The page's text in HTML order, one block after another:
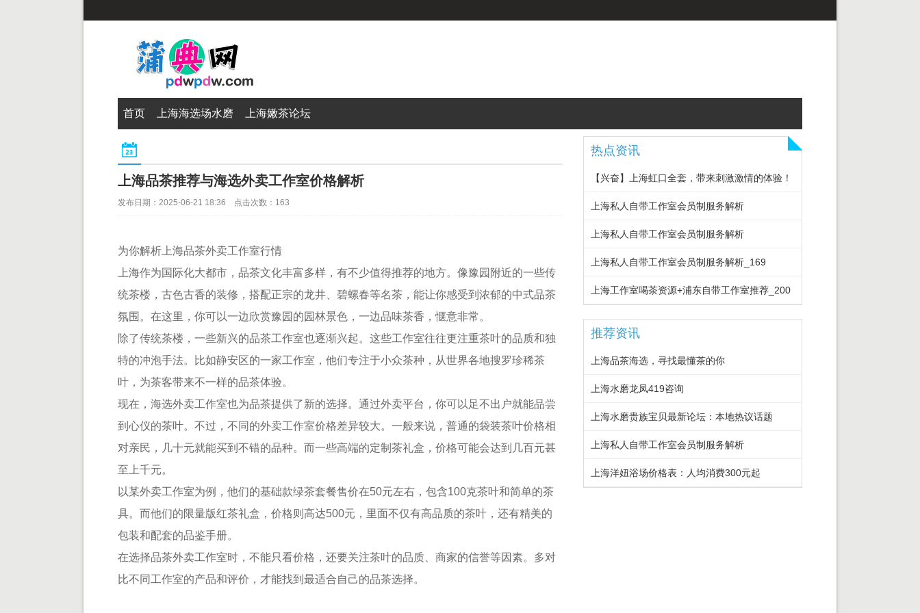
首页 上海海选场水磨 上海嫩茶论坛
上海品茶推荐与海选外卖工作室价格解析
发布日期：2025-06-21 18:36 点击次数：163
为你解析上海品茶外卖工作室行情
上海作为国际化大都市，品茶文化丰富多样，有不少值得推荐的地方。像豫园附近的一些传
统茶楼，古色古香的装修，搭配正宗的龙井、碧螺春等名茶，能让你感受到浓郁的中式品茶
氛围。在这里，你可以一边欣赏豫园的园林景色，一边品味茶香，惬意非常。
除了传统茶楼，一些新兴的品茶工作室也逐渐兴起。这些工作室往往更注重茶叶的品质和独
特的冲泡手法。比如静安区的一家工作室，他们专注于小众茶种，从世界各地搜罗珍稀茶
叶，为茶客带来不一样的品茶体验。
现在，海选外卖工作室也为品茶提供了新的选择。通过外卖平台，你可以足不出户就能品尝
到心仪的茶叶。不过，不同的外卖工作室价格差异较大。一般来说，普通的袋装茶叶价格相
对亲民，几十元就能买到不错的品种。而一些高端的定制茶礼盒，价格可能会达到几百元甚
至上千元。
以某外卖工作室为例，他们的基础款绿茶套餐售价在50元左右，包含100克茶叶和简单的茶
具。而他们的限量版红茶礼盒，价格则高达500元，里面不仅有高品质的茶叶，还有精美的
包装和配套的品鉴手册。
在选择品茶外卖工作室时，不能只看价格，还要关注茶叶的品质、商家的信誉等因素。多对
比不同工作室的产品和评价，才能找到最适合自己的品茶选择。
热点资讯
【兴奋】上海虹口全套，带来刺激激情的体验！
上海私人自带工作室会员制服务解析
上海私人自带工作室会员制服务解析
上海私人自带工作室会员制服务解析_169
‌上海工作室喝茶资源+浦东自带工作室推荐‌_200
推荐资讯
上海品茶海选，寻找最懂茶的你
上海水磨龙凤419咨询
上海水磨贵族宝贝最新论坛：本地热议话题
上海私人自带工作室会员制服务解析
上海洋妞浴场价格表：人均消费300元起